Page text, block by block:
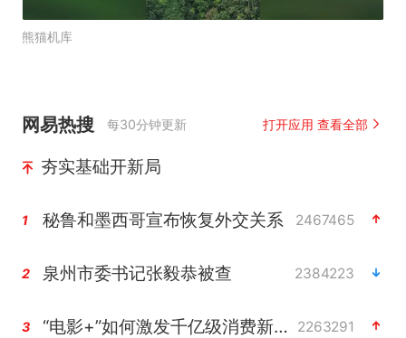
熊猫机库
网易热搜 每30分钟更新 打开应用 查看全部
夯实基础开新局
1 秘鲁和墨西哥宣布恢复外交关系 2467465
2 泉州市委书记张毅恭被查 2384223
3 “电影+”如何激发千亿级消费新活力？ 2263291